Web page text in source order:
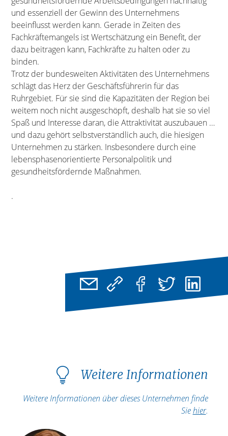
und essenziell der Gewinn des Unternehmens
beeinflusst werden kann. Gerade in Zeiten des
Fachkräftemangels ist Wertschätzung ein Benefit, der
dazu beitragen kann, Fachkräfte zu halten oder zu
binden.
Trotz der bundesweiten Aktivitäten des Unternehmens
schlägt das Herz der Geschäftsführerin für das
Ruhrgebiet. Für sie sind die Kapazitäten der Region bei
weitem noch nicht ausgeschöpft, deshalb hat sie so viel
Spaß und Interesse daran, die Attraktivität auszubauen …
und dazu gehört selbstverständlich auch, die hiesigen
Unternehmen zu stärken. Insbesondere durch eine
lebensphasenorientierte Personalpolitik und
gesundheitsfördernde Maßnahmen.
.
Weitere Informationen
Weitere Informationen über dieses Unternehmen finde
Siehier.